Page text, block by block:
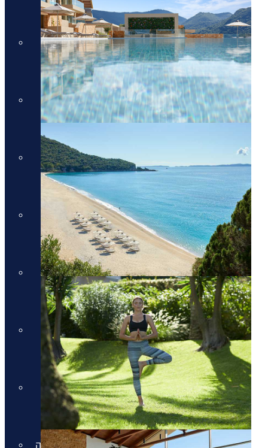
מלונות יוקרה בקורפו
מלונות יוקרה באתונה
מלונות יוקרה באתונה
מלונות יוקרה בקפריסין
מלונות יוקרה בקוסטה נברינו
מלונות יוקרה בקוסטה נברינו
מלונות יוקרה במיקונוס
מלונות יוקרה במיקונוס
מלונות יוקרה בסנטוריני
מלונות יוקרה בסנטוריני
מלונות יוקרה בחלקידיקי
מלונות יוקרה בחלקידיקי
מלונות יוקרה ברודוס
מלונות יוקרה ברודוס
מלונות יוקרה בריביירה של אתונה